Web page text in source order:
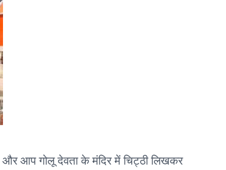
और आप गोलू देवता के मंदिर में चिट्ठी लिखकर